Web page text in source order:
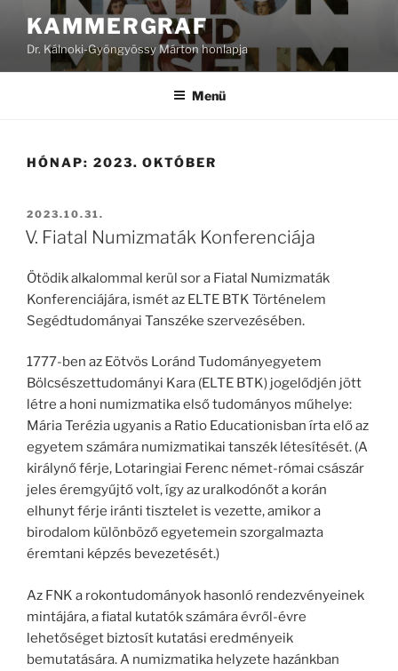
Tartalomhoz
KAMMERGRAF
Dr. Kálnoki-Gyöngyössy Márton honlapja
Menü
HÓNAP: 2023. OKTÓBER
BEKÜLDVE:
2023.10.31.
V. Fiatal Numizmaták Konferenciája
Ötödik alkalommal kerül sor a Fiatal Numizmaták
Konferenciájára, ismét az ELTE BTK Történelem
Segédtudományai Tanszéke szervezésében.
1777-ben az Eötvös Loránd Tudományegyetem
Bölcsészettudományi Kara (ELTE BTK) jogelődjén jött
létre a honi numizmatika első tudományos műhelye:
Mária Terézia ugyanis a Ratio Educationisban írta elő az
egyetem számára numizmatikai tanszék létesítését. (A
királynő férje, Lotaringiai Ferenc német-római császár
jeles éremgyűjtő volt, így az uralkodónőt a korán
elhunyt férje iránti tisztelet is vezette, amikor a
birodalom különböző egyetemein szorgalmazta
éremtani képzés bevezetését.)
Az FNK a rokontudományok hasonló rendezvényeinek
mintájára, a fiatal kutatók számára évről-évre
lehetőséget biztosít kutatási eredményeik
bemutatására. A numizmatika helyzete hazánkban